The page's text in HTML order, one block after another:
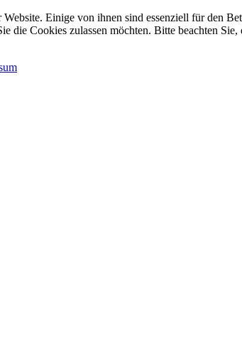
Einige von ihnen sind essenziell für den
die Cookies zulassen möchten. Bitte beachten